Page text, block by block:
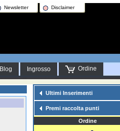
Newsletter Disclaimer
Blog Ingrosso Ordine
Ultimi Inserimenti
Premi raccolta punti
Ordine